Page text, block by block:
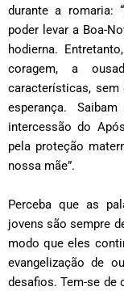
durante a romaria:
poder levar a Boa-
hodierna.
coragem, a
características, sem
esperança.
intercessão do
pela proteção
nossa mãe”.
Perceba que as
jovens são sempre
modo que eles
evangelização de
desafios. Tem-se de